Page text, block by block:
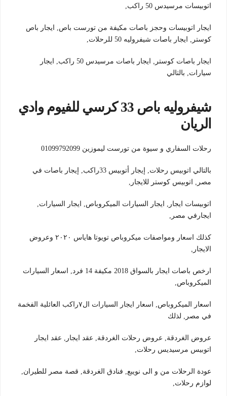
اتوبيسات مرسيدس 50 راكب,
ايجار اتوبيسات وحجز باصات مكيفة من تورست باص, ايجار باص
كوستر, ايجار باصات شيفروليه 50 للرحلات,
ايجار باصات كوستر, ايجار باصات مرسيدس 50 راكب, ايجار
سيارات, بالتالي
شيفروليه باص 33 كرسي للفيوم وادي
الريان
رحلات السفاري و سيوة من تورست ليموزين 01099792099
بالتالي اتوبيس رحلات, إيجار أتوبيس 33راكب, إيجار باصات في
مصر, اتوبيس كوستر للايجار,
اتوبيسات ايجار, ايجار السيارات الميكروباص, ايجار السيارات,
ايجارفي مصر,
كذلك اسعار ومواصفات ميكروباص تويوتا هاياس ٢٠٢٠ وعروض
الايجار,
ارخص باصات ايجار بالسواق 2018 مكيفة 14 فرد, اسعار السيارات
الميكروباص,
اسعار الميكروباص, اسعار ايجار السيارات ال٧راكب العائلية الفخمة
في مصر, لذلك
عروض الغردقة, عروض رحلات الغردقة, عقد ايجار, عقد ايجار
اتوبيس مرسيديس رحلات,
عودة الرحلات من و الى نويبع, فنادق الغردقة, قصة مصر للطيران,
لوازم رحلات,